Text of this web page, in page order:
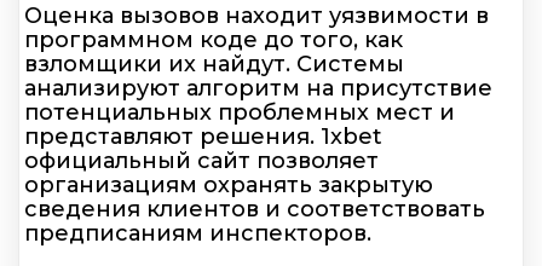
Оценка вызовов находит уязвимости в
программном коде до того, как
взломщики их найдут. Системы
анализируют алгоритм на присутствие
потенциальных проблемных мест и
представляют решения. 1xbet
официальный сайт позволяет
организациям охранять закрытую
сведения клиентов и соответствовать
предписаниям инспекторов.